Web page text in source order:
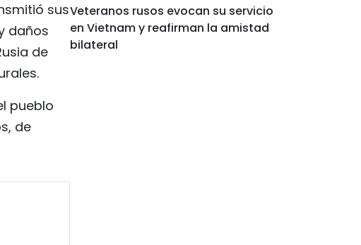
sus
daños
de
pueblo
de
Veteranos rusos evocan su servicio
en Vietnam y reafirman la amistad
bilateral